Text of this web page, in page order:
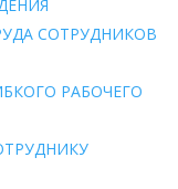
СОТРУДНИКОВ
РАБОЧЕГО